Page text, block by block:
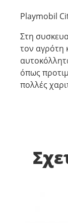
Playmobil
Στη
τον αγρότη
όπως
πολλές